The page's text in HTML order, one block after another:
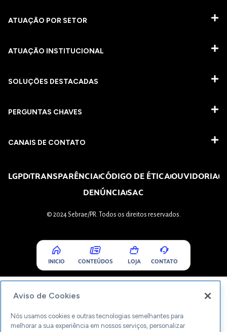
ATUAÇÃO POR SETOR
ATUAÇÃO INSTITUCIONAL
SOLUÇÕES DESTACADAS
PERGUNTAS CHAVES​
CANAIS DE CONTATO
LGPDTRANSPARÊNCIACÓDIGO DE ÉTICAOUVIDORIA
DENÚNCIASAC
© 2024 Sebrae/PR. Todos os direitos reservados.
INICIO CONTEÚDOS LOJA CONTATO
Aviso de Cookies
Nós usamos cookies e outras tecnologias semelhantes para
melhorar a sua experiência em nossos serviços, personalizar